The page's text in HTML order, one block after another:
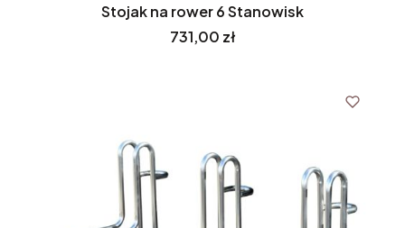
Stojak na rower 6 Stanowisk
Cena
731,00 zł